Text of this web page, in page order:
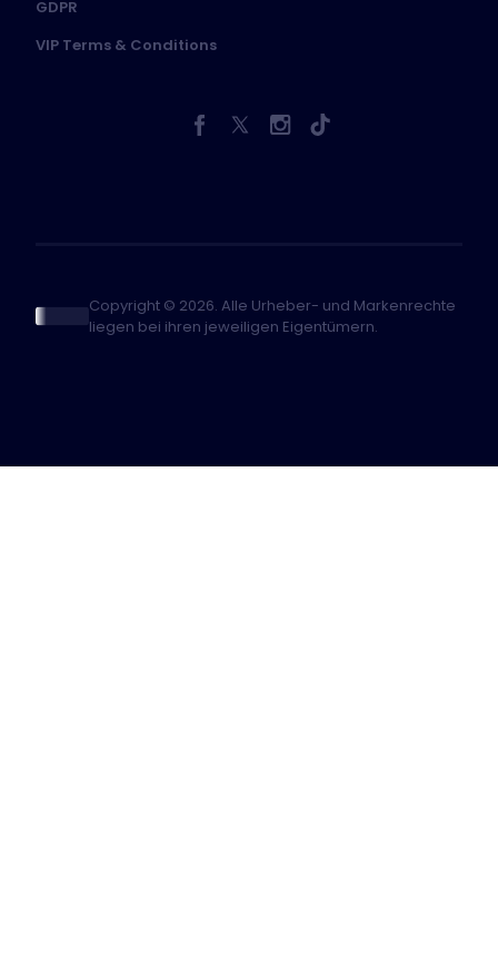
GDPR
VIP Terms & Conditions
Copyright © 2026. Alle Urheber- und Markenrechte
liegen bei ihren jeweiligen Eigentümern.